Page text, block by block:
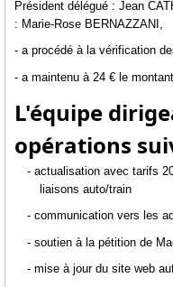
Président délégué : Jean
: Marie-Rose BERNAZZANI,
- a procédé à la vérification
- a maintenu à 24 € le
L'équipe
opérations
- actualisation avec tarifs
liaisons auto/train
- communication vers les
- soutien à la pétition de
- mise à jour du site web